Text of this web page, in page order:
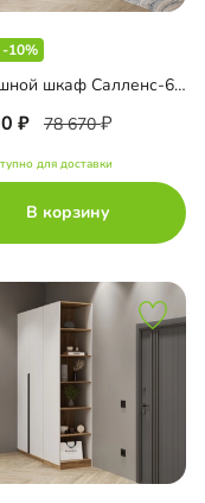
-10%
Распашной шкаф Салленс-6 с антресолью
78 670
для доставки
В корзину